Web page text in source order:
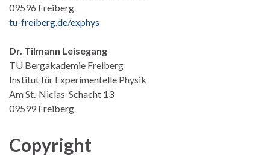
09596 Freiberg
tu-freiberg.de/exphys
Dr. Tilmann Leisegang
TU Bergakademie Freiberg
Institut für Experimentelle Physik
Am St.-Niclas-Schacht 13
09599 Freiberg
Copyright